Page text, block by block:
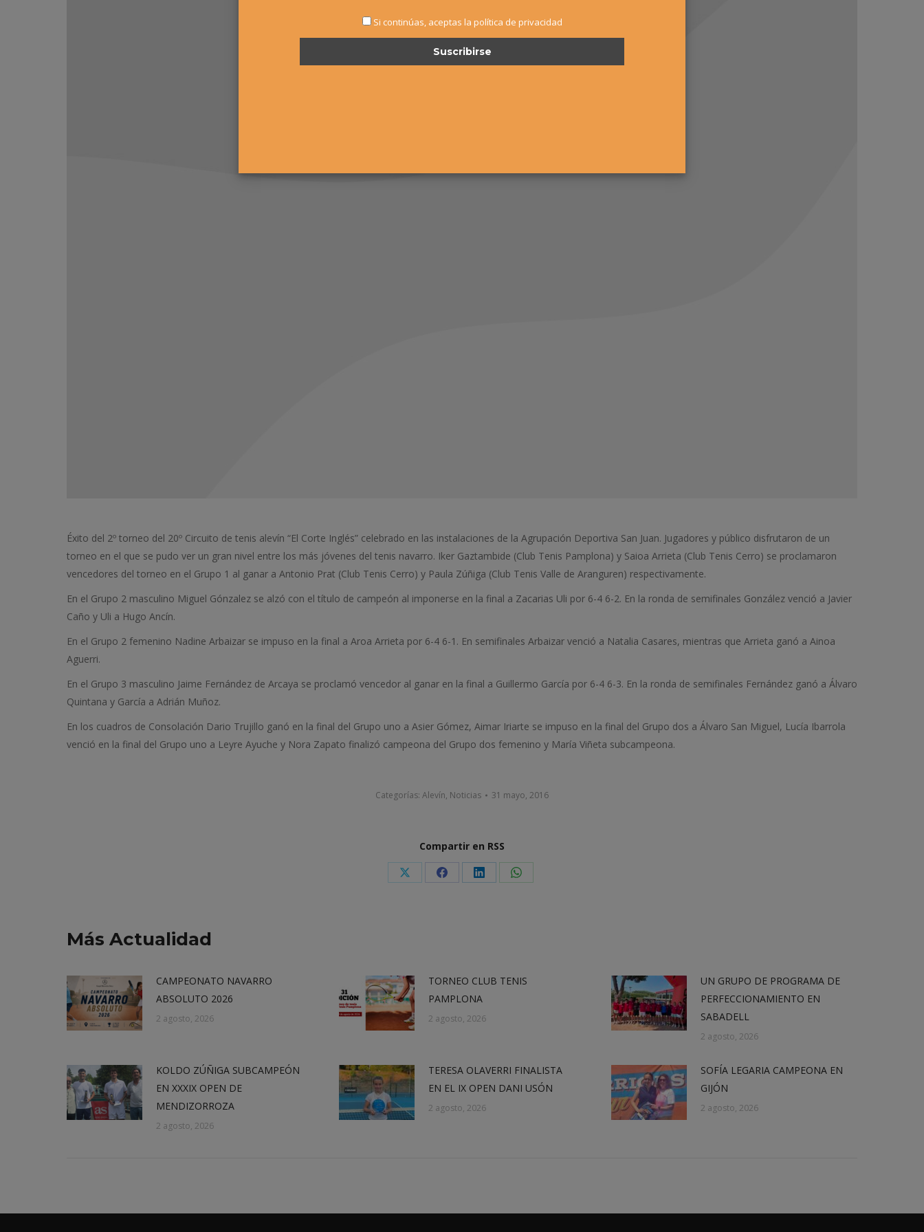
Éxito del 2º torneo del 20º Circuito de tenis alevín “El Corte Inglés” celebrado en las instalaciones de la Agrupación Deportiva San Juan. Jugadores y público disfrutaron de un
torneo en el que se pudo ver un gran nivel entre los más jóvenes del tenis navarro. Iker Gaztambide (Club Tenis Pamplona) y Saioa Arrieta (Club Tenis Cerro) se proclamaron
vencedores del torneo en el Grupo 1 al ganar a Antonio Prat (Club Tenis Cerro) y Paula Zúñiga (Club Tenis Valle de Aranguren) respectivamente.
En el Grupo 2 masculino Miguel Gónzalez se alzó con el título de campeón al imponerse en la final a Zacarias Uli por 6-4 6-2. En la ronda de semifinales González venció a Javier
Caño y Uli a Hugo Ancín.
En el Grupo 2 femenino Nadine Arbaizar se impuso en la final a Aroa Arrieta por 6-4 6-1. En semifinales Arbaizar venció a Natalia Casares, mientras que Arrieta ganó a Ainoa
Aguerri.
En el Grupo 3 masculino Jaime Fernández de Arcaya se proclamó vencedor al ganar en la final a Guillermo García por 6-4 6-3. En la ronda de semifinales Fernández ganó a Álvaro
Quintana y García a Adrián Muñoz.
En los cuadros de Consolación Dario Trujillo ganó en la final del Grupo uno a Asier Gómez, Aimar Iriarte se impuso en la final del Grupo dos a Álvaro San Miguel, Lucía Ibarrola
venció en la final del Grupo uno a Leyre Ayuche y Nora Zapato finalizó campeona del Grupo dos femenino y María Viñeta subcampeona.
Categorías: Alevín, Noticias 31 mayo, 2016
Compartir en RSS
Share Share Share Share
Más Actualidad
CAMPEONATO NAVARRO
ABSOLUTO 2026
2 agosto, 2026
TORNEO CLUB TENIS
PAMPLONA
2 agosto, 2026
UN GRUPO DE PROGRAMA DE
PERFECCIONAMIENTO EN
SABADELL
2 agosto, 2026
KOLDO ZÚÑIGA SUBCAMPEÓN
EN XXXIX OPEN DE
MENDIZORROZA
2 agosto, 2026
TERESA OLAVERRI FINALISTA
EN EL IX OPEN DANI USÓN
2 agosto, 2026
SOFÍA LEGARIA CAMPEONA EN
GIJÓN
2 agosto, 2026
Si continúas, aceptas la política de privacidad